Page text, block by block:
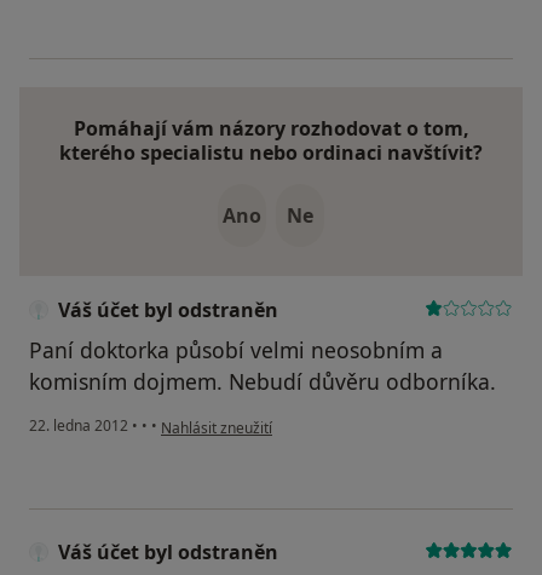
Pomáhají vám názory rozhodovat o tom,
kterého specialistu nebo ordinaci navštívit?
Ano Ne
Váš účet byl odstraněn
Paní doktorka působí velmi neosobním a
komisním dojmem. Nebudí důvěru odborníka.
22. ledna 2012 • • • podle názoru uživatele Váš účet byl odstraněn
Nahlásit zneužití
Váš účet byl odstraněn